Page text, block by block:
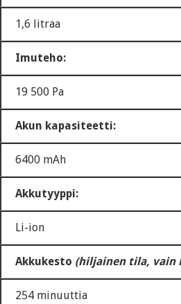
1,6 litraa
Imuteho:
19 500 Pa
Akun kapasiteetti:
6400 mAh
Akkutyyppi:
Li-ion
Akkukesto (hiljainen tila, vain
254 minuuttia